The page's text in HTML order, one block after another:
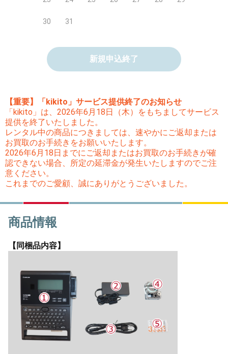
30 31
新規申込終了
【重要】「kikito」サービス提供終了のお知らせ
「kikito」は、2026年6月18日（木）をもちましてサービス
提供を終了いたしました。
レンタル中の商品につきましては、速やかにご返却または
お買取のお手続きをお願いいたします。
2026年6月18日までにご返却またはお買取のお手続きが確
認できない場合、所定の延滞金が発生いたしますのでご注
意ください。
これまでのご愛顧、誠にありがとうございました。
商品情報
【同梱品内容】